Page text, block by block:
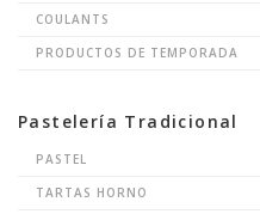
COULANTS
PRODUCTOS DE TEMPORADA
Pastelería Tradicional
PASTEL
TARTAS HORNO